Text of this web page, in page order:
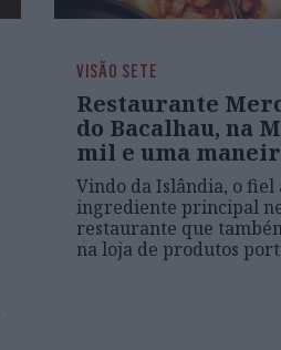
VISÃO SETE
Restaurante
do Bacalhau, na
mil e uma
Vindo da Islândia, o fiel
ingrediente principal
restaurante que
na loja de produtos